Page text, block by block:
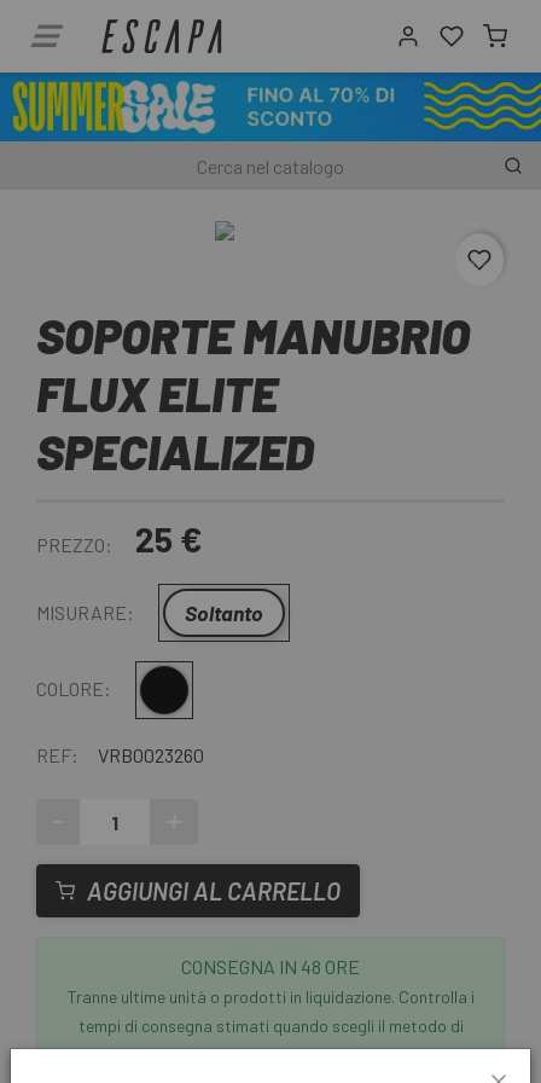
SOPORTE MANUBRIO
FLUX ELITE
SPECIALIZED
PREZZO: 25 €
MISURARE: Soltanto
COLORE: Multiplo
REF: VRB0023260
AGGIUNGI AL CARRELLO
CONSEGNA IN 48 ORE
Tranne ultime unità o prodotti in liquidazione. Controlla i
tempi di consegna stimati quando scegli il metodo di
spedizione.